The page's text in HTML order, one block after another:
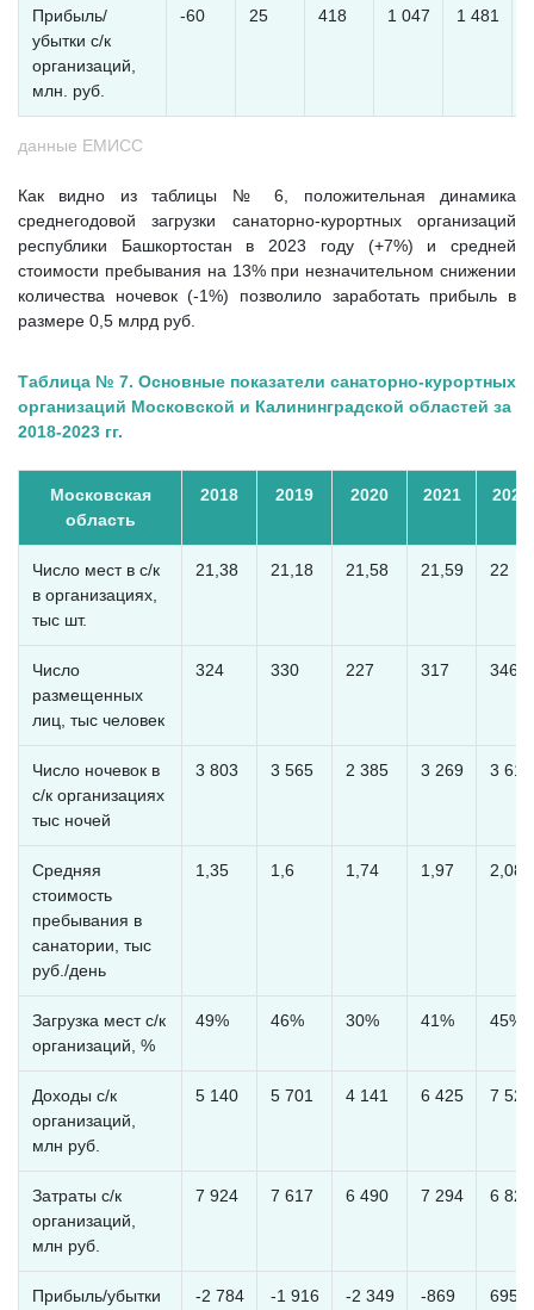
Прибыль/
убытки с/к
организаций,
млн. руб.
-60 25 418 1 047 1 481
данные ЕМИСС
Как видно из таблицы № 6, положительная динамика
среднегодовой загрузки санаторно-курортных организаций
республики Башкортостан в 2023 году (+7%) и средней
стоимости пребывания на 13% при незначительном снижении
количества ночевок (-1%) позволило заработать прибыль в
размере 0,5 млрд руб.
Таблица № 7. Основные показатели санаторно-курортных
организаций Московской и Калининградской областей за
2018-2023 гг.
Московская
область
2018 2019 2020 2021 2022
Число мест в с/к
в организациях,
тыс шт.
21,38 21,18 21,58 21,59 22
Число
размещенных
лиц, тыс человек
324 330 227 317 346
Число ночевок в
с/к организациях
тыс ночей
3 803 3 565 2 385 3 269 3 611
Средняя
стоимость
пребывания в
санатории, тыс
руб./день
1,35 1,6 1,74 1,97 2,08
Загрузка мест с/к
организаций, %
49% 46% 30% 41% 45%
Доходы с/к
организаций,
млн руб.
5 140 5 701 4 141 6 425 7 524
Затраты с/к
организаций,
млн руб.
7 924 7 617 6 490 7 294 6 829
Прибыль/убытки
-2 784 -1 916 -2 349 -869 695